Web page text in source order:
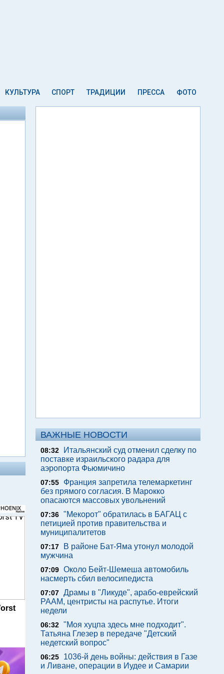
КУЛЬТУРА СПОРТ ТРАДИЦИИ ПРЕССА ФОТО
ВАЖНЫЕ НОВОСТИ
08:32
Итальянский суд отменил сделку по
поставке израильского радара для
аэропорта Фьюмичино
07:55
Франция запретила телемаркетинг
без прямого согласия. В Марокко
опасаются массовых увольнений
07:36 "Мекорот" обратилась в БАГАЦ с
петицией против правительства и
муниципалитетов
07:17
В районе Бат-Яма утонул молодой
мужчина
07:09 Около Бейт-Шемеша автомобиль
насмерть сбил велосипедиста
07:07 Драмы в "Ликуде", арабо-еврейский
РААМ, центристы на распутье. Итоги
недели
06:32 "Моя хуцпа здесь мне подходит".
Татьяна Глезер в передаче "Детский
недетский вопрос"
06:25
1036-й день войны: действия в Газе
и Ливане, операции в Иудее и Самарии